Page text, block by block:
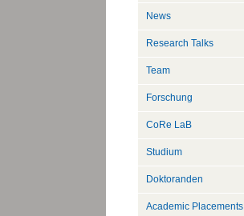
News
Research Talks
Team
Forschung
CoRe LaB
Studium
Doktoranden
Academic Placements